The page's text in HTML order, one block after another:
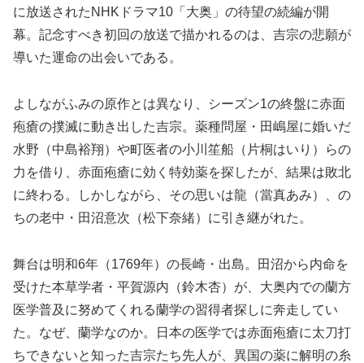
に放送されたNHKドラマ10「大奥」の待望の続編が開
幕。記念すべき初回の放送で描かれるのは、吉宗の悲願が
導いた運命の出会いである。
よしながふみの原作とは異なり、シーズン1の終盤に赤面
疱瘡の撲滅に動き出した吉宗。薬種問屋・田嶋屋に婚いだ
水野（中島裕翔）や町医者の小川笙船（片桐はいり）らの
力を借り、赤面疱瘡に効く特効薬を探したが、結果は敗北
に終わる。しかしながら、その思いは龍（當真あみ）、の
ちの老中・田沼意次（松下奈緒）に引き継がれた。
舞台は明和6年（1769年）の長崎・出島。田沼から内命を
受けた本草学者・平賀源内（鈴木杏）が、大奥内での蘭方
医学普及に努めてくれる蘭学の習得者探しに奔走してい
た。なぜ、蘭学なのか。日本の医学では赤面疱瘡に太刀打
ちできないと知った吉宗たち先人が、異国の薬に解明の糸